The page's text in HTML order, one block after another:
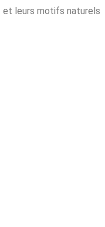
et leurs motifs naturels